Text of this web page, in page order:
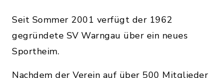
Seit Sommer 2001 verfügt der 1962
gegründete SV Warngau über ein neues
Sportheim.
Nachdem der Verein auf über 500 Mitglieder